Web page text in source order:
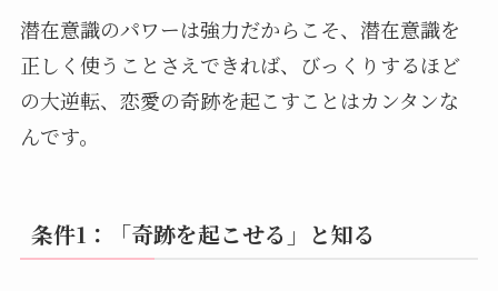
潜在意識のパワーは強力だからこそ、潜在意識を
正しく使うことさえできれば、びっくりするほど
の大逆転、恋愛の奇跡を起こすことはカンタンな
んです。
条件1：「奇跡を起こせる」と知る